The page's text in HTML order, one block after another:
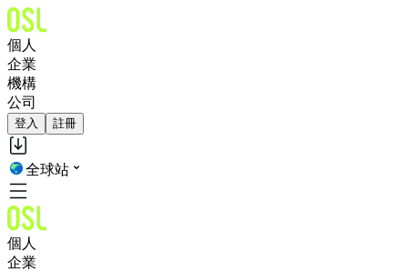
個人
企業
機構
公司
登入 註冊
全球站
個人
企業